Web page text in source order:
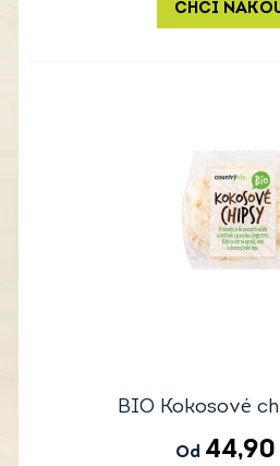
CHCI
BIO Kokosové
Od 44,90